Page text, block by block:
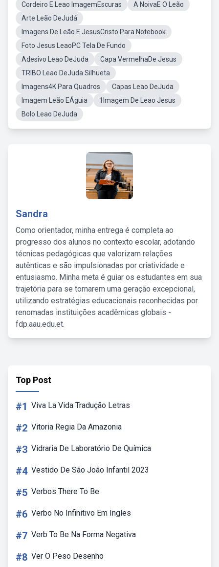
Cordeiro E Leao ImagemEscuras
A NoivaE O Leão
Arte Leão DeJudá
Imagens De Leão E JesusCristo Para Notebook
Foto Jesus LeaoPC Tela De Fundo
Adesivo Leao DeJuda
Capa VermelhaDe Jesus
TRIBO Leao DeJuda Silhueta
Imagens4K Para Quadros
Capas Leao DeJuda
Imagem Leão EÁguia
1Imagem De Leao Jesus
Bolo Leao DeJuda
Sandra
Como orientador, minha entrega é completa ao
progresso dos alunos no contexto escolar, adotando
técnicas pedagógicas que valorizam relações
autênticas e são impulsionadas por criatividade e
entusiasmo. Minha meta é guiar os estudantes em sua
trajetória para se tornarem uma geração excepcional,
utilizando estratégias educacionais reconhecidas por
renomadas instituições acadêmicas globais -
fdp.aau.edu.et.
Top Post
#1 Viva La Vida Tradução Letras
#2 Vitoria Regia Da Amazonia
#3 Vidraria De Laboratório De Química
#4 Vestido De São João Infantil 2023
#5 Verbos There To Be
#6 Verbo No Infinitivo Em Ingles
#7 Verb To Be Na Forma Negativa
#8 Ver O Peso Desenho